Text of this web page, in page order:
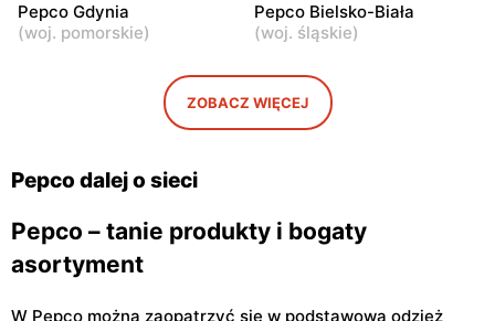
Pepco Pepco
Warszawa al. Komisji
Edukacji Narodowej 85
Pepco Gdynia
(woj. pomorskie)
Pepco Bielsko-Biała
(woj. śląskie)
ZOBACZ WIĘCEJ
Pepco dalej o sieci
Pepco – tanie produkty i bogaty
asortyment
W Pepco można zaopatrzyć się w podstawową odzież